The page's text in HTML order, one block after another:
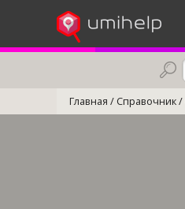
Главная / Справочник/